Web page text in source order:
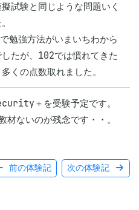
試験と同じような問題いく
勉強方法がいまいちわから
たが、102では慣れてきた
くの点数取れました。
＋を受験予定です。
ないのが残念です・・。
前の体験記 次の体験記